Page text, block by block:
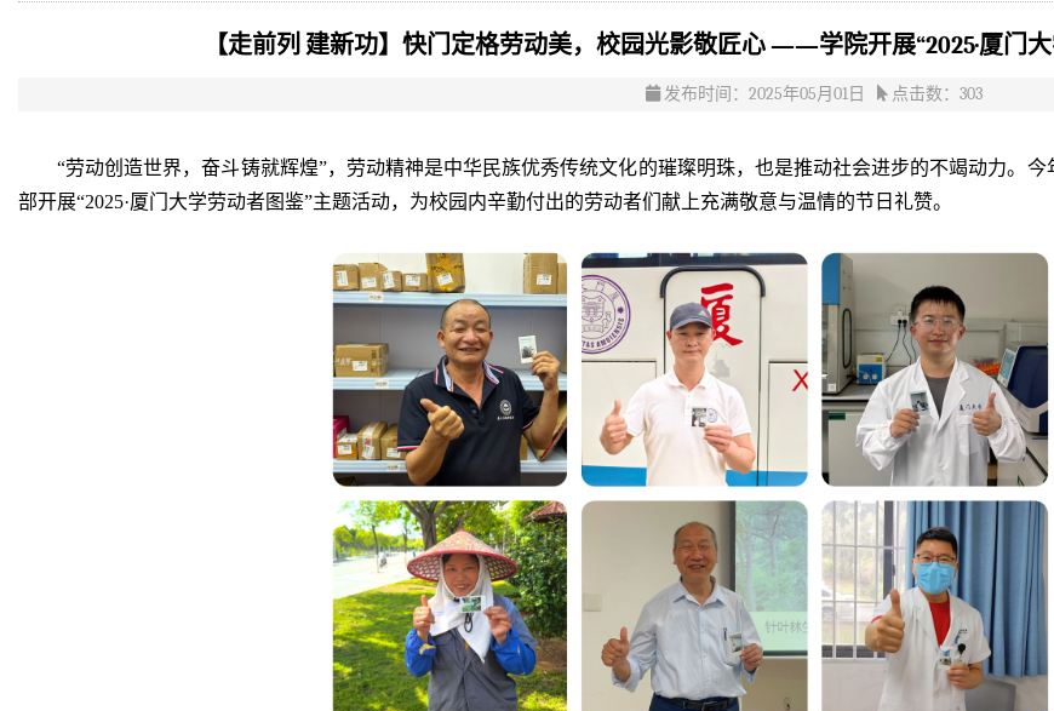
【走前列 建新功】快门定格劳动美，校园光影敬匠心 ——学院开展“2025·厦门
发布时间：2025年05月01日 点击数： 303
“劳动创造世界，奋斗铸就辉煌”，劳动精神是中华民族优秀传统文化的璀璨明珠，也是推动社会进步的不竭动力。
部开展“2025·厦门大学劳动者图鉴”主题活动，为校园内辛勤付出的劳动者们献上充满敬意与温情的节日礼赞。